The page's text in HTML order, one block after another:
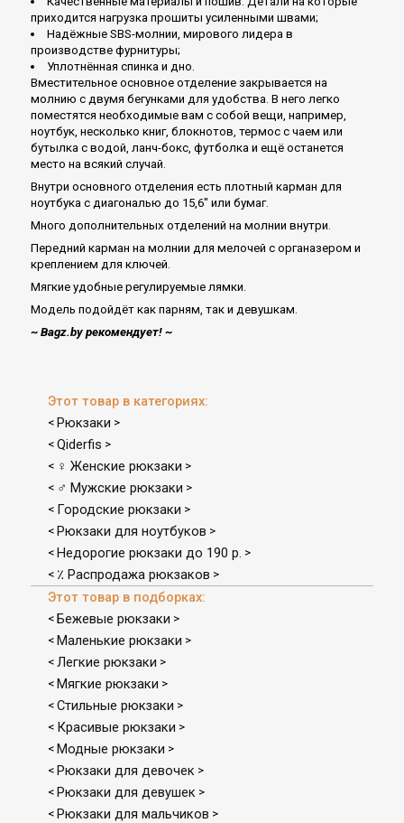
приходится нагрузка прошиты усиленными швами;
Надёжные SBS-молнии, мирового лидера в
производстве фурнитуры;
Уплотнённая спинка и дно.
Вместительное основное отделение закрывается на
молнию с двумя бегунками для удобства. В него легко
поместятся необходимые вам с собой вещи, например,
ноутбук, несколько книг, блокнотов, термос с чаем или
бутылка с водой, ланч-бокс, футболка и ещё останется
место на всякий случай.
Внутри основного отделения есть плотный карман для
ноутбука с диагональю до 15,6" или бумаг.
Много дополнительных отделений на молнии внутри.
Передний карман на молнии для мелочей с органазером и
креплением для ключей.
Мягкие удобные регулируемые лямки.
Модель подойдёт как парням, так и девушкам.
~ Bagz.by рекомендует! ~
Этот товар в категориях:
< Рюкзаки >
< Qiderfis >
< ♀ Женские рюкзаки >
< ♂ Мужские рюкзаки >
< Городские рюкзаки >
< Рюкзаки для ноутбуков >
< Недорогие рюкзаки до 190 р. >
< ٪ Распродажа рюкзаков >
Этот товар в подборках:
< Бежевые рюкзаки >
< Маленькие рюкзаки >
< Легкие рюкзаки >
< Мягкие рюкзаки >
< Стильные рюкзаки >
< Красивые рюкзаки >
< Модные рюкзаки >
< Рюкзаки для девочек >
< Рюкзаки для девушек >
< Рюкзаки для мальчиков >